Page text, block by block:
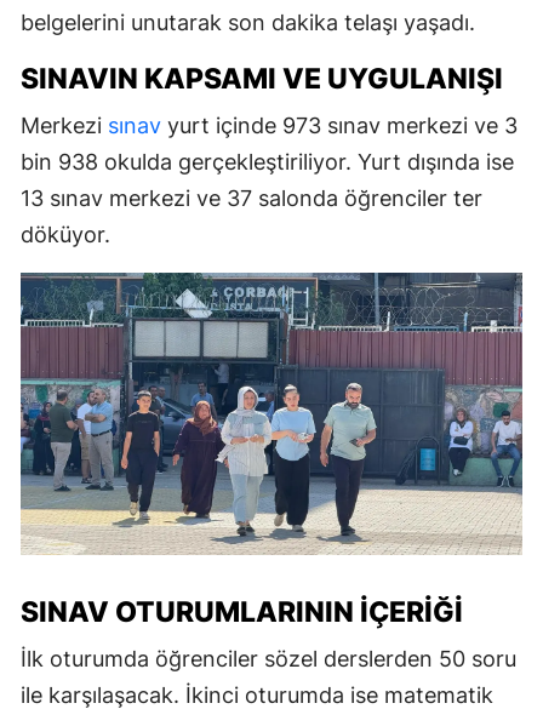
belgelerini unutarak son dakika telaşı yaşadı.
SINAVIN KAPSAMI VE UYGULANIŞI
Merkezi sınav yurt içinde 973 sınav merkezi ve 3
bin 938 okulda gerçekleştiriliyor. Yurt dışında ise
13 sınav merkezi ve 37 salonda öğrenciler ter
döküyor.
SINAV OTURUMLARININ İÇERIĞI
İlk oturumda öğrenciler sözel derslerden 50 soru
ile karşılaşacak. İkinci oturumda ise matematik